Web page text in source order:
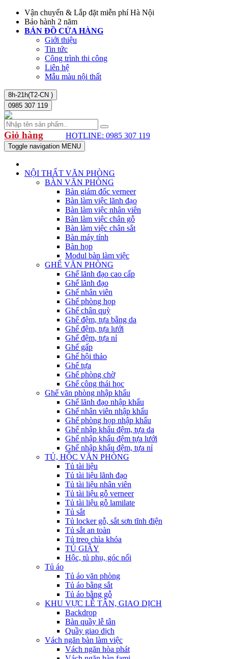
Vận chuyển & Lắp đặt miễn phí Hà Nội
Bảo hành 2 năm
BẢN ĐỒ CỬA HÀNG
Giới thiệu
Tin tức
Công trình thi công
Liên hệ
Mẫu màu nội thất
8h-21h(T2-CN )
0985 307 119
Giỏ hàng HOTLINE: 0985 307 119
Toggle navigation MENU
NỘI THẤT VĂN PHÒNG
BÀN VĂN PHÒNG
Bàn giám đốc verneer
Bàn làm việc lãnh đạo
Bàn làm việc nhân viên
Bàn làm việc chân gỗ
Bàn làm việc chân sắt
Bàn máy tính
Bàn họp
Modul bàn làm việc
GHẾ VĂN PHÒNG
Ghế lãnh đạo cao cấp
Ghế lãnh đạo
Ghế nhân viên
Ghế phòng họp
Ghế chân quỳ
Ghế đệm, tựa bằng da
Ghế đệm, tựa lưới
Ghế đệm, tựa nỉ
Ghế gấp
Ghế hội thảo
Ghế tựa
Ghế phòng chờ
Ghế công thái học
Ghế văn phòng nhập khẩu
Ghế lãnh đạo nhập khẩu
Ghế nhân viên nhập khẩu
Ghế phòng họp nhập khẩu
Ghế nhập khẩu đệm, tựa da
Ghế nhập khẩu đệm tựa lưới
Ghế nhập khẩu đệm, tựa nỉ
TỦ, HỘC VĂN PHÒNG
Tủ tài liệu
Tủ tài liệu lãnh đạo
Tủ tài liệu nhân viên
Tủ tài liệu gỗ verneer
Tủ tài liệu gỗ lamilate
Tủ sắt
Tủ locker gỗ, sắt sơn tĩnh điện
Tủ sắt an toàn
Tủ treo chìa khóa
TỦ GIẦY
Hộc, tủ phụ, góc nối
Tủ áo
Tủ áo văn phòng
Tủ áo bằng sắt
Tủ áo bằng gỗ
KHU VỰC LỄ TÂN, GIAO DỊCH
Backdrop
Bàn quầy lễ tân
Quầy giao dịch
Vách ngăn bàn làm việc
Vách ngăn hòa phát